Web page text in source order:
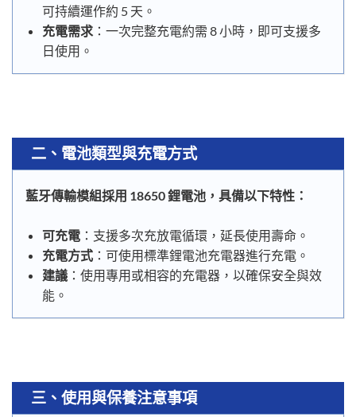
可持續運作約 5 天。
充電需求：一次完整充電約需 8 小時，即可支援多
日使用。
二、電池類型與充電方式
藍牙傳輸模組採用 18650 鋰電池，具備以下特性：
可充電：支援多次充放電循環，延長使用壽命。
充電方式：可使用標準鋰電池充電器進行充電。
建議：使用專用或相容的充電器，以確保安全與效
能。
三、使用與保養注意事項